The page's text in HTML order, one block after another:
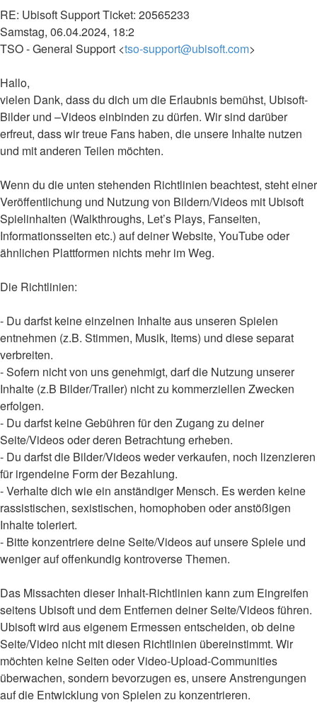
RE: Ubisoft Support Ticket: 20565233
Samstag, 06.04.2024, 18:2
TSO - General Support <tso-support@ubisoft.com>
Hallo,
vielen Dank, dass du dich um die Erlaubnis bemühst, Ubisoft-
Bilder und –Videos einbinden zu dürfen. Wir sind darüber
erfreut, dass wir treue Fans haben, die unsere Inhalte nutzen
und mit anderen Teilen möchten.
Wenn du die unten stehenden Richtlinien beachtest, steht einer
Veröffentlichung und Nutzung von Bildern/Videos mit Ubisoft
Spielinhalten (Walkthroughs, Let’s Plays, Fanseiten,
Informationsseiten etc.) auf deiner Website, YouTube oder
ähnlichen Plattformen nichts mehr im Weg.
Die Richtlinien:
- Du darfst keine einzelnen Inhalte aus unseren Spielen
entnehmen (z.B. Stimmen, Musik, Items) und diese separat
verbreiten.
- Sofern nicht von uns genehmigt, darf die Nutzung unserer
Inhalte (z.B Bilder/Trailer) nicht zu kommerziellen Zwecken
erfolgen.
- Du darfst keine Gebühren für den Zugang zu deiner
Seite/Videos oder deren Betrachtung erheben.
- Du darfst die Bilder/Videos weder verkaufen, noch lizenzieren
für irgendeine Form der Bezahlung.
- Verhalte dich wie ein anständiger Mensch. Es werden keine
rassistischen, sexistischen, homophoben oder anstößigen
Inhalte toleriert.
- Bitte konzentriere deine Seite/Videos auf unsere Spiele und
weniger auf offenkundig kontroverse Themen.
Das Missachten dieser Inhalt-Richtlinien kann zum Eingreifen
seitens Ubisoft und dem Entfernen deiner Seite/Videos führen.
Ubisoft wird aus eigenem Ermessen entscheiden, ob deine
Seite/Video nicht mit diesen Richtlinien übereinstimmt. Wir
möchten keine Seiten oder Video-Upload-Communities
überwachen, sondern bevorzugen es, unsere Anstrengungen
auf die Entwicklung von Spielen zu konzentrieren.